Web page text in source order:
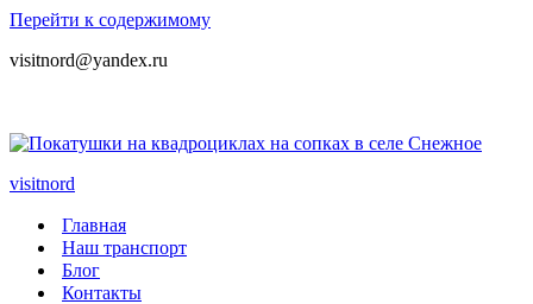
Перейти к содержимому
visitnord@yandex.ru
visitnord
Главная
Наш транспорт
Блог
Контакты